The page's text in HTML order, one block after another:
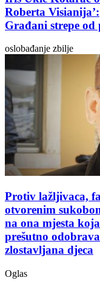
Roberta Visianija’:
Građani strepe
oslobađanje zbilje
Protiv lažljivaca,
otvorenim
na ona mjesta
prešutno
zlostavljana djeca
Oglas